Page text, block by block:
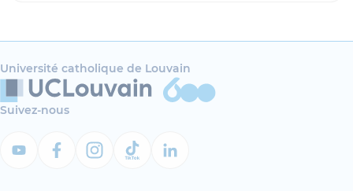
Université catholique de Louvain
Suivez-nous